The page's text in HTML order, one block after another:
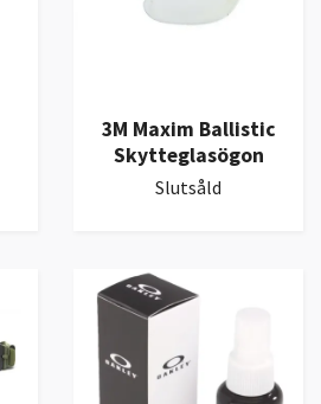
3M Maxim Ballistic
Skytteglasögon
Slutsåld